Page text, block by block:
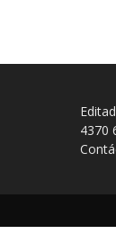
4370